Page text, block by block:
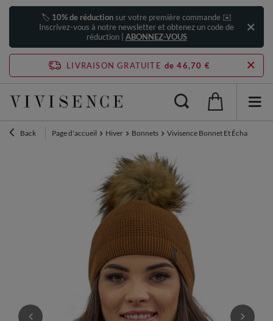
🏷️ 10% de réductionsur votre première commande ✉️
Inscrivez-vous à notre newsletter et obtenez un code de
réduction | ABONNEZ-VOUS
LIVRAISON GRATUITE de 46,70 €
Back Page d'accueil Hiver Bonnets Vivisence Bonnet Et Écharpe